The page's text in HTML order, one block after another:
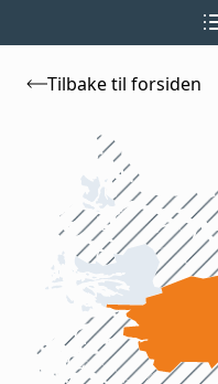
Tilbake til forsiden